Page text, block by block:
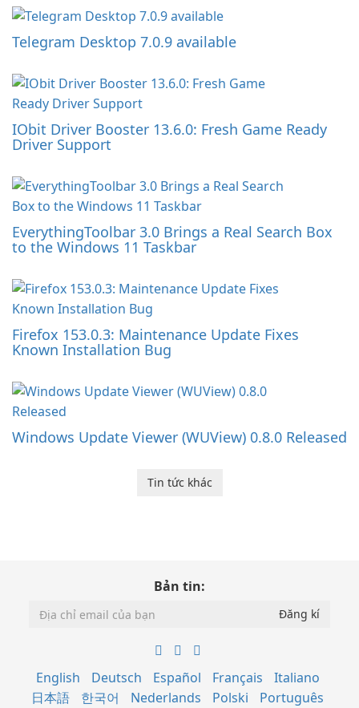
Telegram Desktop 7.0.9 available
IObit Driver Booster 13.6.0: Fresh Game Ready
Driver Support
EverythingToolbar 3.0 Brings a Real Search Box
to the Windows 11 Taskbar
Firefox 153.0.3: Maintenance Update Fixes
Known Installation Bug
Windows Update Viewer (WUView) 0.8.0 Released
Tin tức khác
Bản tin:
English Deutsch Español Français
Italiano
日本語
한국어 Nederlands Polski
Português